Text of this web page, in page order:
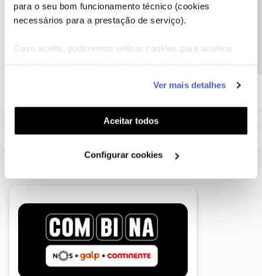
para o seu bom funcionamento técnico (cookies
necessários para a prestação de serviço).
Caso aceite, poderemos utilizar cookies para analisar
funcionalidades (cookies de personalização e
funcionalidade) e adaptar anúncios aos seus interesses
(cookies de publicidade personalizada). Pode gerir a
utilização dos cookies clicando em "Configurar
Ver mais detalhes
Aceitar todos
Configurar cookies
Queremos ajudá-lo, mas sugerimos que contacte a nossa
de Apoio. O Fórum NOS tem como objetivo ajudar a resolver